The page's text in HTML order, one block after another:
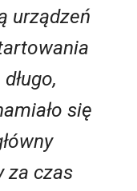
urządzeń
się
za czas